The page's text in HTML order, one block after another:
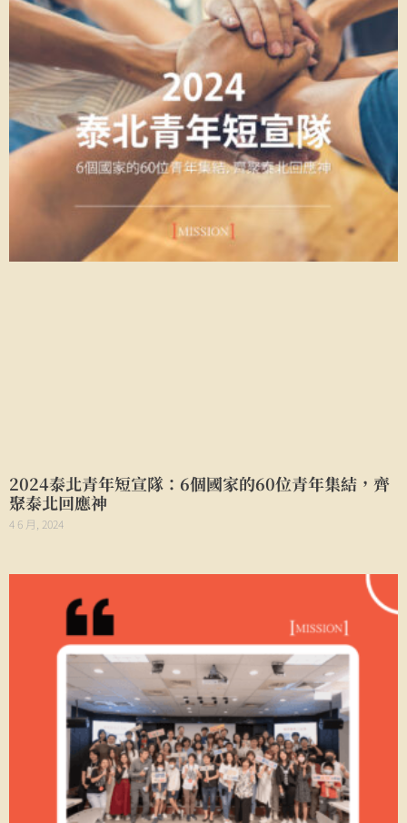
2024泰北青年短宣隊：6個國家的60位青年集結，齊
聚泰北回應神
4 6 月, 2024